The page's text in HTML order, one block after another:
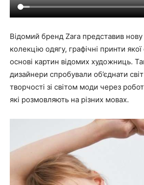
Відомий бренд Zara представив нову
колекцію одягу, графічні принти
основі картин відомих художниць.
дизайнери спробували об’єднати
творчості зі світом моди через
які розмовляють на різних мовах.